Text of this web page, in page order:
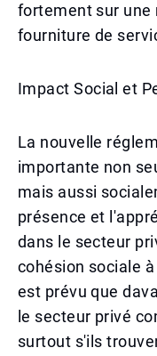
fortement sur
fourniture de
Impact Social et
La nouvelle
importante non
mais aussi
présence et
dans le secteur
cohésion sociale
est prévu que
le secteur privé
surtout s'ils